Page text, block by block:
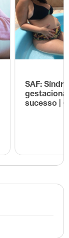
SAF:
sucesso |